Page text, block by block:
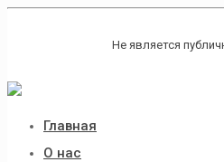
Не является
Главная
О нас